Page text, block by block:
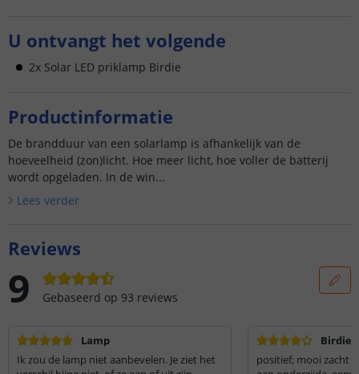
U ontvangt het volgende
2x Solar LED priklamp Birdie
Productinformatie
De brandduur van een solarlamp is afhankelijk van de
hoeveelheid (zon)licht. Hoe meer licht, hoe voller de batterij
wordt opgeladen. In de win...
Lees verder
Reviews
9 Gebaseerd op 93 reviews
Lamp
Ik zou de lamp niet aanbevelen. Je ziet het
Birdie
positief; mooi zacht